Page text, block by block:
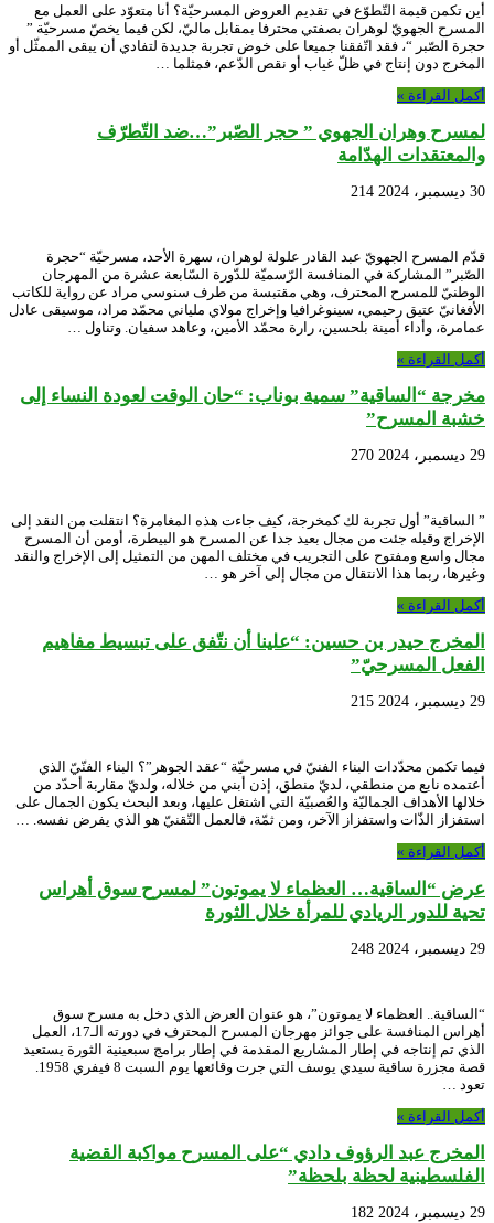
أين تكمن قيمة التّطوّع في تقديم العروض المسرحيّة؟ أنا متعوّد على العمل مع
المسرح الجهويّ لوهران بصفتي محترفا بمقابل ماليّ، لكن فيما يخصّ مسرحيّة ”
حجرة الصّبر “، فقد اتّفقنا جميعا على خوض تجربة جديدة لتفادي أن يبقى الممثّل أو
المخرج دون إنتاج في ظلّ غياب أو نقص الدّعم، فمثلما …
أكمل القراءة »
لمسرح وهران الجهوي ” حجر الصّبر”…ضد التّطرّف
والمعتقدات الهدّامة
30 ديسمبر، 2024 214
قدّم المسرح الجهويّ عبد القادر علولة لوهران، سهرة الأحد، مسرحيّة “حجرة
الصّبر” المشاركة في المنافسة الرّسميّة للدّورة السّابعة عشرة من المهرجان
الوطنيّ للمسرح المحترف، وهي مقتبسة من طرف سنوسي مراد عن رواية للكاتب
الأفغانيّ عتيق رحيمي، سينوغرافيا وإخراج مولاي ملياني محمّد مراد، موسيقى عادل
عمامرة، وأداء أمينة بلحسين، رارة محمّد الأمين، وعاهد سفيان. وتناول …
أكمل القراءة »
مخرجة “الساقية” سمية بوناب: “حان الوقت لعودة النساء إلى
خشبة المسرح”
29 ديسمبر، 2024 270
” الساقية” أول تجربة لك كمخرجة، كيف جاءت هذه المغامرة؟ انتقلت من النقد إلى
الإخراج وقبله جئت من مجال بعيد جدا عن المسرح هو البيطرة، أومن أن المسرح
مجال واسع ومفتوح على التجريب في مختلف المهن من التمثيل إلى الإخراج والنقد
وغيرها، ربما هذا الانتقال من مجال إلى آخر هو …
أكمل القراءة »
المخرج حيدر بن حسين: “علينا أن نتّفق على تبسيط مفاهيم
الفعل المسرحيّ”
29 ديسمبر، 2024 215
فيما تكمن محدّدات البناء الفنيّ في مسرحيّة “عقد الجوهر”؟ البناء الفنّيّ الذي
أعتمده نابع من منطقي، لديّ منطق، إذن أبني من خلاله، ولديّ مقاربة أحدّد من
خلالها الأهداف الجماليّة والعُصبيّة التي اشتغل عليها، وبعد البحث يكون الجمال على
استفزاز الذّات واستفزاز الآخر، ومن ثمّة، فالعمل التّقنيّ هو الذي يفرض نفسه. …
أكمل القراءة »
عرض “الساقية… العظماء لا يموتون” لمسرح سوق أهراس
تحية للدور الريادي للمرأة خلال الثورة
29 ديسمبر، 2024 248
“الساقية.. العظماء لا يموتون”، هو عنوان العرض الذي دخل به مسرح سوق
أهراس المنافسة على جوائز مهرجان المسرح المحترف في دورته الـ17، العمل
الذي تم إنتاجه في إطار المشاريع المقدمة في إطار برامج سبعينية الثورة يستعيد
تعود …
أكمل القراءة »
المخرج عبد الرؤوف دادي “على المسرح مواكبة القضية
الفلسطينية لحظة بلحظة”
29 ديسمبر، 2024 182